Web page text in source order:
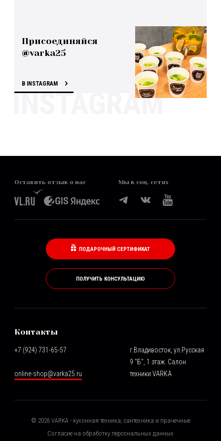
Присоединяйся
@varka25
В INSTAGRAM
Оставить отзыв о нас Мы в соц. сетях
ПОДАРОЧНЫЙ СЕРТИФИКАТ
ПОЛУЧИТЬ КОНСУЛЬТАЦИЮ
Контакты
+7 (924) 731-65-57
online-shop@varka25.ru
г.Владивосток, ул.Русская
9 "Б", 1 этаж. Салон
техники VARKA
© 2026VARKA - кухонная техника, сантехника и прачечные
Согласие на обработку персональных данных